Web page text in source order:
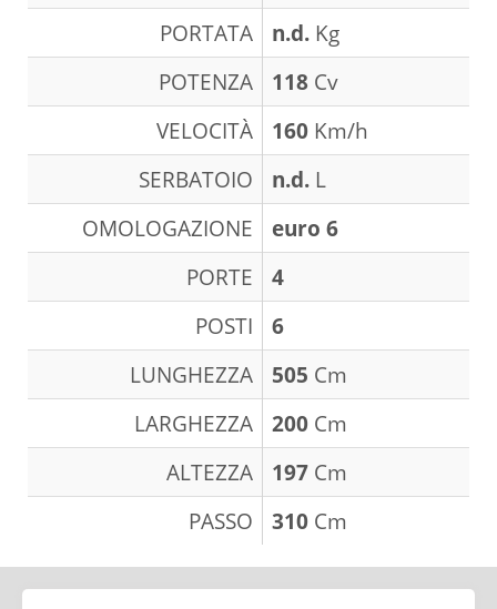
PORTATA
n.d. Kg
POTENZA
118 Cv
VELOCITÀ
160 Km/h
SERBATOIO
n.d. L
OMOLOGAZIONE
euro 6
PORTE
4
POSTI
6
LUNGHEZZA
505 Cm
LARGHEZZA
200 Cm
ALTEZZA
197 Cm
PASSO
310 Cm